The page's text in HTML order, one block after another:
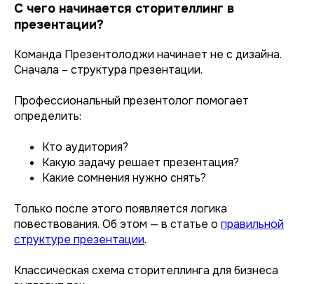
С чего начинается сторителлинг в
презентации?
Команда Презентолоджи начинает не с дизайна.
Сначала – структура презентации.
Профессиональный презентолог помогает
определить:
Кто аудитория?
Какую задачу решает презентация?
Какие сомнения нужно снять?
Только после этого появляется логика
повествования. Об этом — в статье о правильной
структуре презентации.
Классическая схема сторителлинга для бизнеса